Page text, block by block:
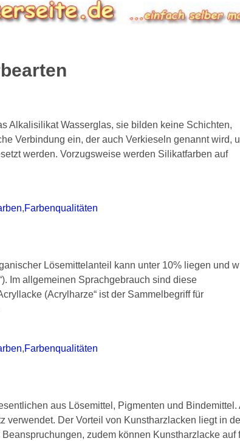
Alkalisilikat Wasserglas, sie bilden keine Schichten,
Verbindung ein, der auch Verkieseln genannt wird,
werden. Vorzugsweise werden Silikatfarben auf
,Farbenqualitäten
Lösemittelanteil kann unter 10% liegen und
Im allgemeinen Sprachgebrauch sind diese
(Acrylharze“ ist der Sammelbegriff für
,Farbenqualitäten
aus Lösemittel, Pigmenten und Bindemittel.
verwendet. Der Vorteil von Kunstharzlacken liegt in
zudem können Kunstharzlacke auf